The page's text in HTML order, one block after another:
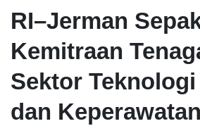
RI–Jerman
Kemitraan
Sektor
dan Keperawatan